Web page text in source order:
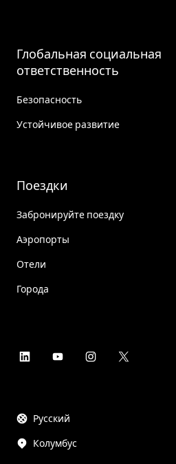
Глобальная социальная
ответственность
Безопасность
Устойчивое развитие
Поездки
Забронируйте поездку
Аэропорты
Отели
Города
Русский
Колумбус